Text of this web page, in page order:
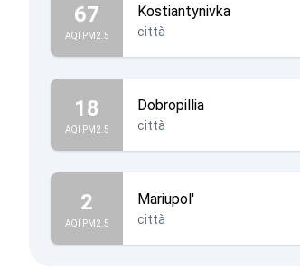
67
AQI PM2.5
Kostiantynivka
città
18
AQI PM2.5
Dobropillia
città
2
AQI PM2.5
Mariupol'
città